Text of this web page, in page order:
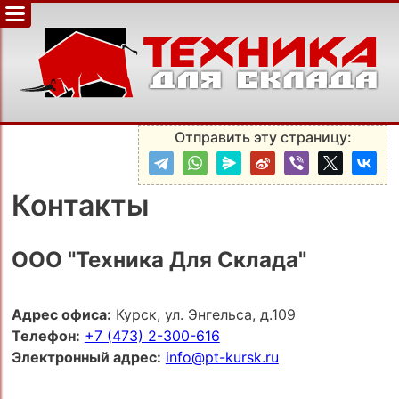
Отправить эту страницу:
Контакты
ООО "Техника Для Склада"
Адрес офиса: Курск, ул. Энгельса, д.109
Телефон: +7 (473) 2-300-616
Электронный адрес: info@pt-kursk.ru